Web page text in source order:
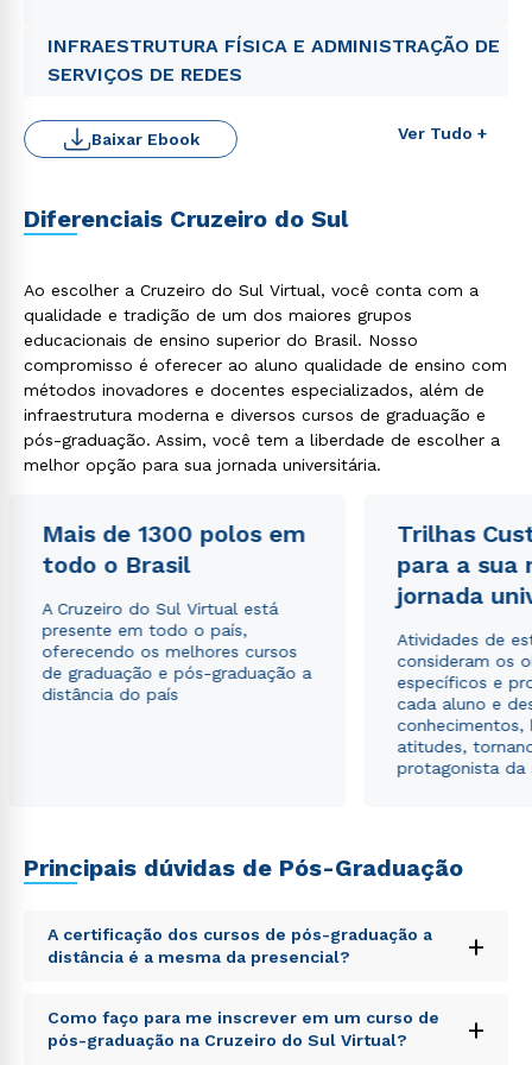
INFRAESTRUTURA FÍSICA E ADMINISTRAÇÃO DE
SERVIÇOS DE REDES
Ver Tudo +
Baixar Ebook
Diferenciais Cruzeiro do Sul
Ao escolher a Cruzeiro do Sul Virtual, você conta com a
qualidade e tradição de um dos maiores grupos
educacionais de ensino superior do Brasil. Nosso
compromisso é oferecer ao aluno qualidade de ensino com
métodos inovadores e docentes especializados, além de
infraestrutura moderna e diversos cursos de graduação e
pós-graduação. Assim, você tem a liberdade de escolher a
melhor opção para sua jornada universitária.
Mais de 1300 polos em
todo o Brasil
A Cruzeiro do Sul Virtual está
presente em todo o país,
oferecendo os melhores cursos
de graduação e pós-graduação a
distância do país
Trilhas
para a sua
jornada
Atividades de
consideram os
específicos e
cada aluno e
conhecimentos,
atitudes,
protagonista da
Principais dúvidas de Pós-Graduação
A certificação dos cursos de pós-graduação a
distância é a mesma da presencial?
+
Sed ut perspiciatis unde omnis iste natus error sit
voluptatem accusantium doloremque laudantium,
totam rem aperiam, eaque ipsa quae ab illo inventore
Como faço para me inscrever em um curso de
pós-graduação na Cruzeiro do Sul Virtual?
+
Rápido e fácil
WhatsApp
ou
Estou de acordo com a Política de Privacidade.e
autorizo que meus dados sejam utilizados para o
envio de conteúdos da Cruzeiro do Sul.